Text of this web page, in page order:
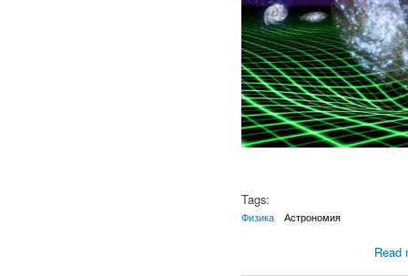
Tags:
Физика Астрономия
Read